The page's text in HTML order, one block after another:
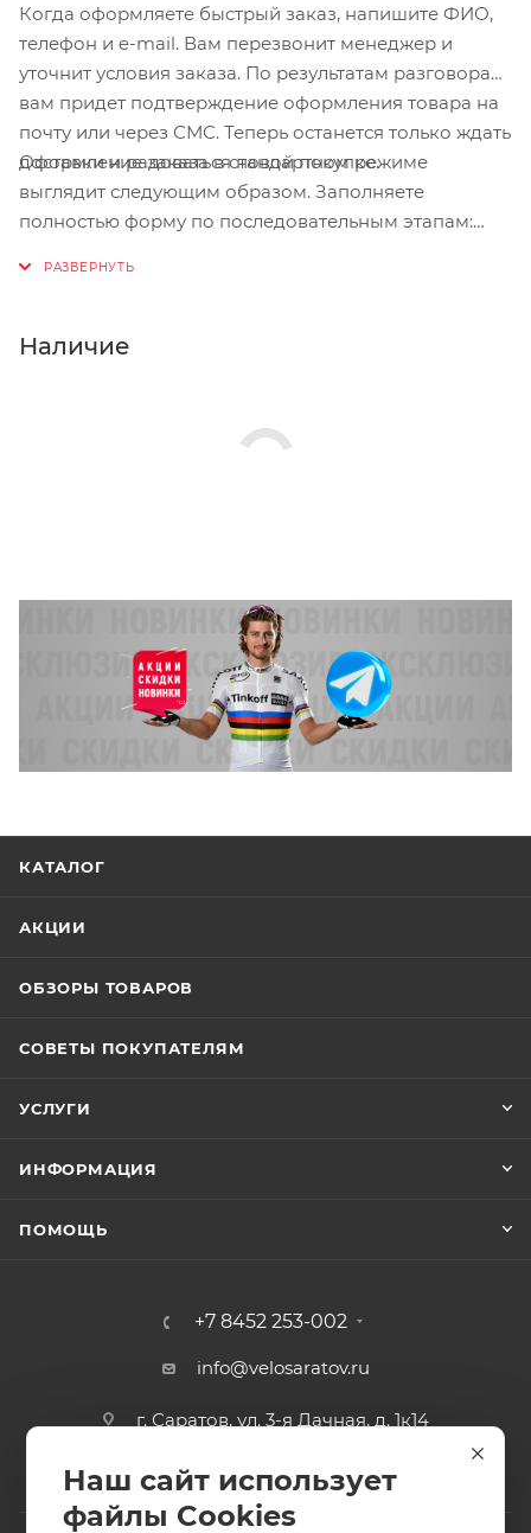
Когда оформляете быстрый заказ, напишите ФИО,
телефон и e-mail. Вам перезвонит менеджер и
уточнит условия заказа. По результатам разговора
вам придет подтверждение оформления товара на
почту или через СМС. Теперь останется только ждать
доставки и радоваться новой покупке.
Оформление заказа в стандартном режиме
выглядит следующим образом. Заполняете
полностью форму по последовательным этапам:
Нажмите кнопку «Оформить заказ».
Наличие
КАТАЛОГ
АКЦИИ
ОБЗОРЫ ТОВАРОВ
СОВЕТЫ ПОКУПАТЕЛЯМ
УСЛУГИ
ИНФОРМАЦИЯ
ПОМОЩЬ
+7 8452 253-002
info@velosaratov.ru
г. Саратов, ул. 3-я Дачная, д. 1к14
Наш сайт использует
файлы Cookies